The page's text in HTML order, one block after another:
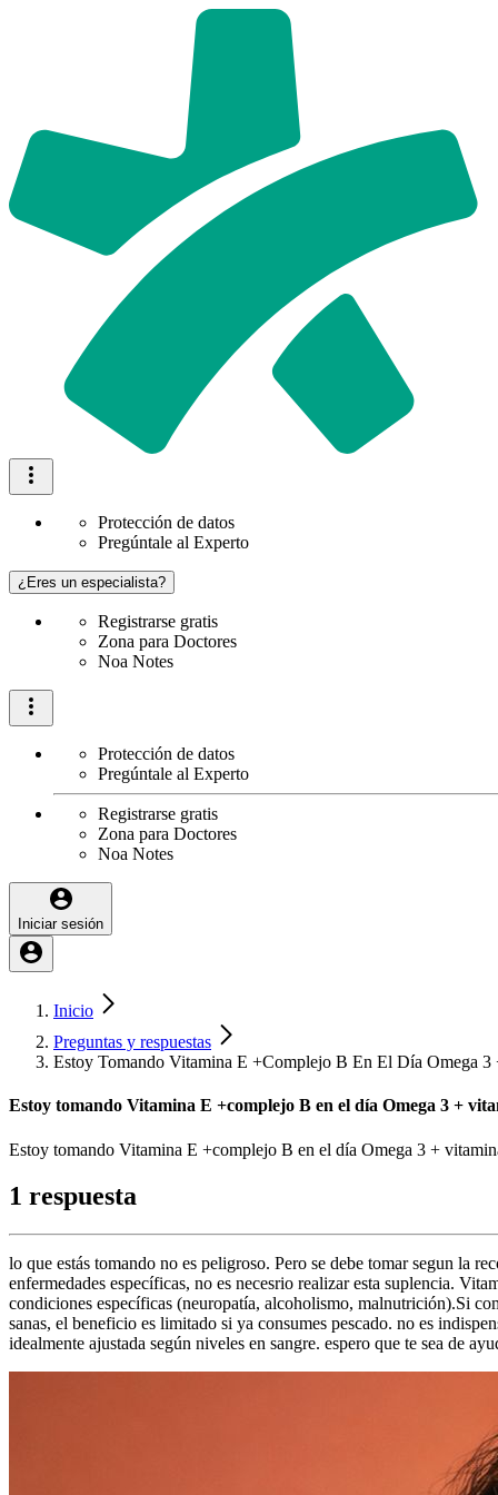
Protección de datos
Pregúntale al Experto
¿Eres un especialista?
Registrarse gratis
Zona para Doctores
Noa Notes
Protección de datos
Pregúntale al Experto
Registrarse gratis
Zona para Doctores
Noa Notes
Iniciar sesión
Inicio
Preguntas y respuestas
Estoy Tomando Vitamina E +Complejo B En El Día Omega
Estoy tomando Vitamina E +complejo B en el día Omega 3 +
Estoy tomando Vitamina E +complejo B en el día Omega 3 +
1 respuesta
lo que estás tomando no es peligroso. Pero se debe tomar segun la
enfermedades específicas, no es necesrio realizar esta suplencia.
condiciones específicas (neuropatía, alcoholismo, malnutrición).Si
sanas, el beneficio es limitado si ya consumes pescado. no es
idealmente ajustada según niveles en sangre. espero que te sea de